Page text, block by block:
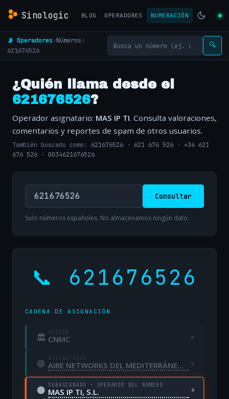
Sinologic BLOG OPERADORES NUMERACIÓN
📡 Operadores›Números›
621676526
🔍
¿Quién llama desde el
621676526?
Operador asignatario: MAS IP TI. Consulta valoraciones,
comentarios y reportes de spam de otros usuarios.
También buscado como: 621676526 · 621 676 526 · +34 621
676 526 · 0034621676526
Consultar
Solo números españoles. No almacenamos ningún dato.
📞 621676526
CADENA DE ASIGNACIÓN
🏛 ORIGEN
CNMC ▾
🟢 ASIGNATARIO
AIRE NETWORKS DEL MEDITERRÁNEO, S.L. UNIPERSONAL ▾
🟠 SUBASIGNADO · OPERADOR DEL NÚMERO
MAS IP TI, S.L. ▾